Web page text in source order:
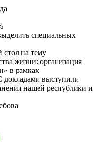
специальных
стол на тему
жизни: организация
в рамках
докладами выступили
нашей республики и